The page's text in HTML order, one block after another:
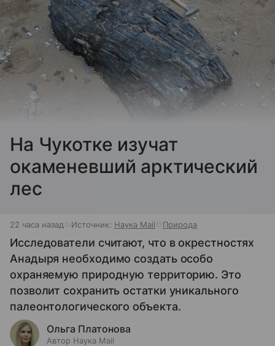
На Чукотке изучат
окаменевший арктический
лес
22 часа назад Источник: Наука Mail Природа
Исследователи считают, что в окрестностях
Анадыря необходимо создать особо
охраняемую природную территорию. Это
позволит сохранить остатки уникального
палеонтологического объекта.
Ольга Платонова
Автор Наука Mail